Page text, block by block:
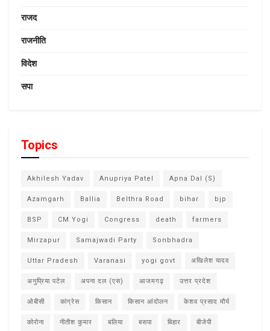
राजद
राजनीति
विदेश
सपा
Topics
Akhilesh Yadav Anupriya Patel Apna Dal (S)
Azamgarh Ballia Belthra Road bihar bjp
BSP CM Yogi Congress death farmers
Mirzapur Samajwadi Party Sonbhadra
Uttar Pradesh Varanasi yogi govt अखिलेश यादव
अनुप्रिया पटेल अपना दल (एस) आजमगढ़ उत्तर प्रदेश
ओबीसी कांग्रेस किसान किसान आंदोलन केशव प्रसाद मौर्य
कोरोना नीतीश कुमार बलिया बसपा बिहार बीजेपी